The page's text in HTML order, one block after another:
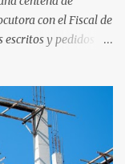
con el Fiscal de
y pedidos
Treinta y Tres, ha
y Ciencias
Ha defendido y
Sudamérica